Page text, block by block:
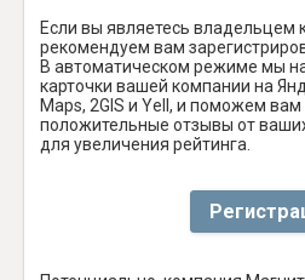
Если вы являетесь владельцем
рекомендуем вам
В автоматическом режиме мы
карточки вашей компании на
Maps, 2GIS и Yell, и поможем вам
положительные отзывы от
для увеличения рейтинга.